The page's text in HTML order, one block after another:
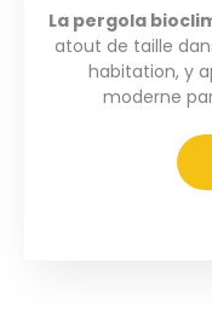
La pergola
atout de taille
habitation, y
moderne